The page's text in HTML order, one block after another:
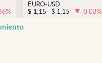
%
EURO-USD
$ 1,15 $ 1,15 -0.03%